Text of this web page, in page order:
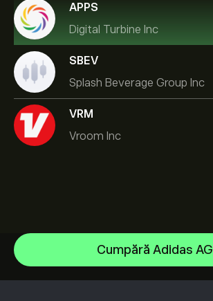
APPS
Digital Turbine Inc
SBEV
Splash Beverage Group Inc
VRM
Vroom Inc
Cumpără Adidas AG
NVIDIA Corporation
Amazon.com Inc